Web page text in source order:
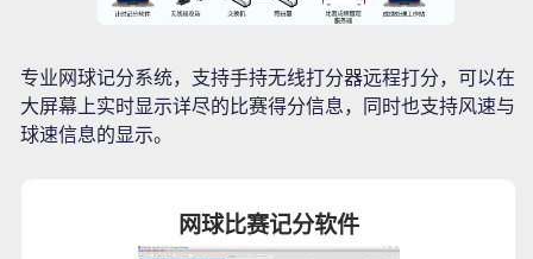
专业网球记分系统，支持手持无线打分器远程打分，可以在
大屏幕上实时显示详尽的比赛得分信息，同时也支持风速与
球速信息的显示。
网球比赛记分软件